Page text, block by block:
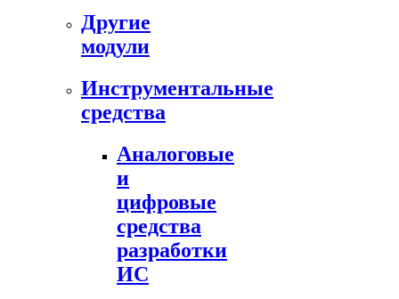
Другие
модули
Инструментальные
средства
Аналоговые
и
цифровые
средства
разработки
ИС